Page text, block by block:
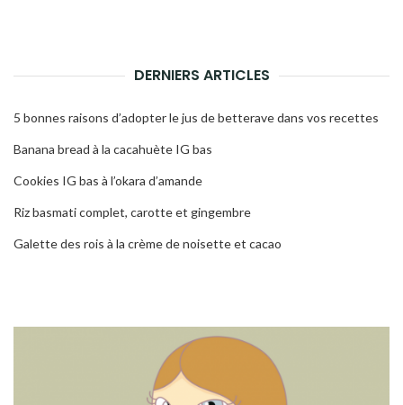
DERNIERS ARTICLES
5 bonnes raisons d’adopter le jus de betterave dans vos recettes
Banana bread à la cacahuète IG bas
Cookies IG bas à l’okara d’amande
Riz basmati complet, carotte et gingembre
Galette des rois à la crème de noisette et cacao